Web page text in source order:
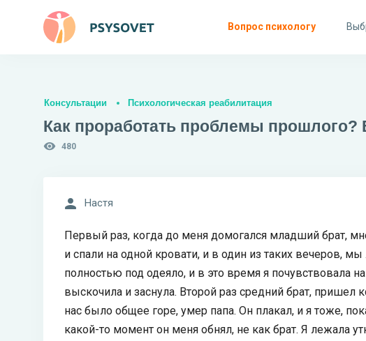
Вопрос психологу
Консультации Психологическая реабилитация
Как проработать проблемы прошлого?
480
Настя
Первый раз, когда до меня домогался младший брат,
и спали на одной кровати, и в один из таких вечеров,
полностью под одеяло, и в это время я почувствовала
выскочила и заснула. Второй раз средний брат,
нас было общее горе, умер папа. Он плакал, и я тоже,
какой-то момент он меня обнял, не как брат. Я лежала